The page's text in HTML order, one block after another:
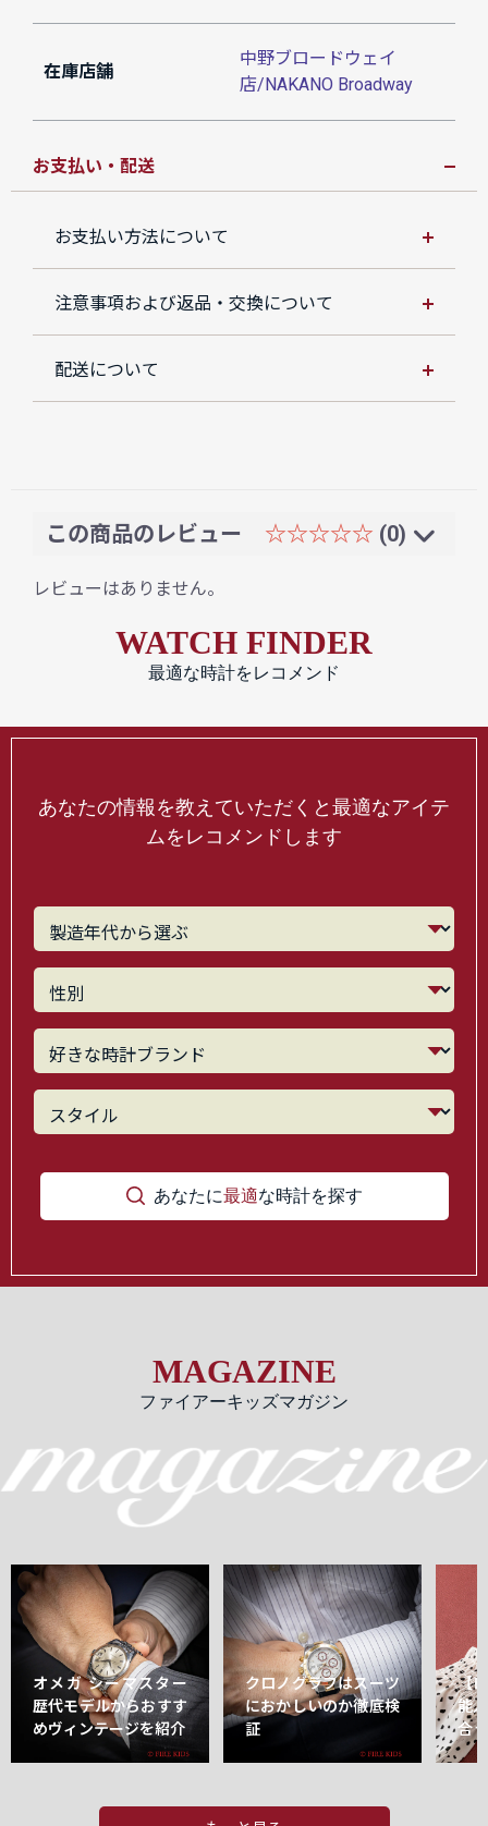
在庫店舗
中野ブロードウェイ
店/NAKANO Broadway
お支払い・配送
お支払い方法について
注意事項および返品・交換について
配送について
この商品のレビュー ☆☆☆☆☆ (0)
レビューはありません。
WATCH FINDER
最適な時計をレコメンド
あなたの情報を教えていただくと最適なアイテ
ムをレコメンドします
あなたに最適な時計を探す
MAGAZINE
ファイアーキッズマガジン
オメガ シーマスター
歴代モデルからおすす
めヴィンテージを紹介
クロノグラフはスーツ
におかしいのか徹底検
証
【
能
合